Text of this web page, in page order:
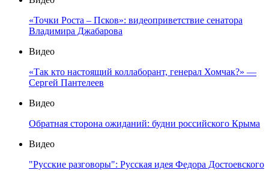
«Точки Роста – Псков»: видеоприветствие сенатора
Владимира Джабарова
Видео
«Так кто настоящий коллаборант, генерал Хомчак?» —
Сергей Пантелеев
Видео
Обратная сторона ожиданий: будни российского Крыма
Видео
"Русские разговоры": Русская идея Федора Достоевского